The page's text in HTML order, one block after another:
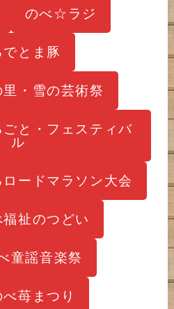
のべ☆ラジ
でとま豚
里・雪の芸術祭
と・フェスティバ
ル
ードマラソン大会
祉のつどい
童謡音楽祭
苺まつり